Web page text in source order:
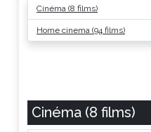
Cinéma (8 films)
Home cinema (94 films)
Cinéma (8 films)